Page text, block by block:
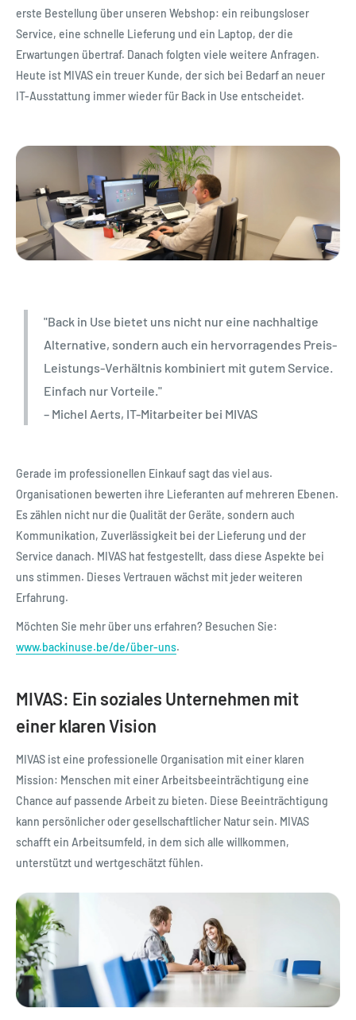
erste Bestellung über unseren Webshop: ein reibungsloser
Service, eine schnelle Lieferung und ein Laptop, der die
Erwartungen übertraf. Danach folgten viele weitere Anfragen.
Heute ist MIVAS ein treuer Kunde, der sich bei Bedarf an neuer
IT-Ausstattung immer wieder für Back in Use entscheidet.
"Back in Use bietet uns nicht nur eine nachhaltige
Alternative, sondern auch ein hervorragendes Preis-
Leistungs-Verhältnis kombiniert mit gutem Service.
Einfach nur Vorteile."
– Michel Aerts, IT-Mitarbeiter bei MIVAS
Gerade im professionellen Einkauf sagt das viel aus.
Organisationen bewerten ihre Lieferanten auf mehreren Ebenen.
Es zählen nicht nur die Qualität der Geräte, sondern auch
Kommunikation, Zuverlässigkeit bei der Lieferung und der
Service danach. MIVAS hat festgestellt, dass diese Aspekte bei
uns stimmen. Dieses Vertrauen wächst mit jeder weiteren
Erfahrung.
Möchten Sie mehr über uns erfahren? Besuchen Sie:
www.backinuse.be/de/über-uns.
MIVAS: Ein soziales Unternehmen mit
einer klaren Vision
MIVAS ist eine professionelle Organisation mit einer klaren
Mission: Menschen mit einer Arbeitsbeeinträchtigung eine
Chance auf passende Arbeit zu bieten. Diese Beeinträchtigung
kann persönlicher oder gesellschaftlicher Natur sein. MIVAS
schafft ein Arbeitsumfeld, in dem sich alle willkommen,
unterstützt und wertgeschätzt fühlen.